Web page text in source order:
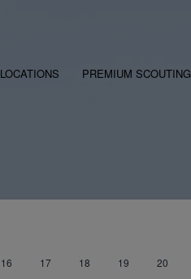
LOCATIONS PREMIUM SCOUTING
16 17 18 19
20